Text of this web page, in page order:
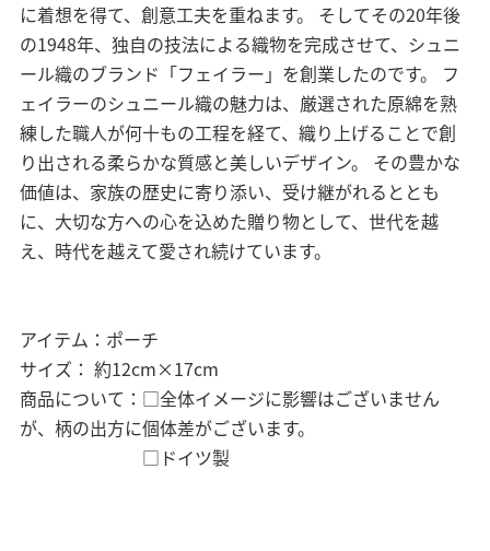
に着想を得て、創意工夫を重ねます。 そしてその20年後
の1948年、独自の技法による織物を完成させて、シュニ
ール織のブランド「フェイラー」を創業したのです。 フ
ェイラーのシュニール織の魅力は、厳選された原綿を熟
練した職人が何十もの工程を経て、織り上げることで創
り出される柔らかな質感と美しいデザイン。 その豊かな
価値は、家族の歴史に寄り添い、受け継がれるととも
に、大切な方への心を込めた贈り物として、世代を越
え、時代を越えて愛され続けています。
アイテム：ポーチ
サイズ： 約12cm×17cm
商品について：□全体イメージに影響はございません
が、柄の出方に個体差がございます。
□ドイツ製